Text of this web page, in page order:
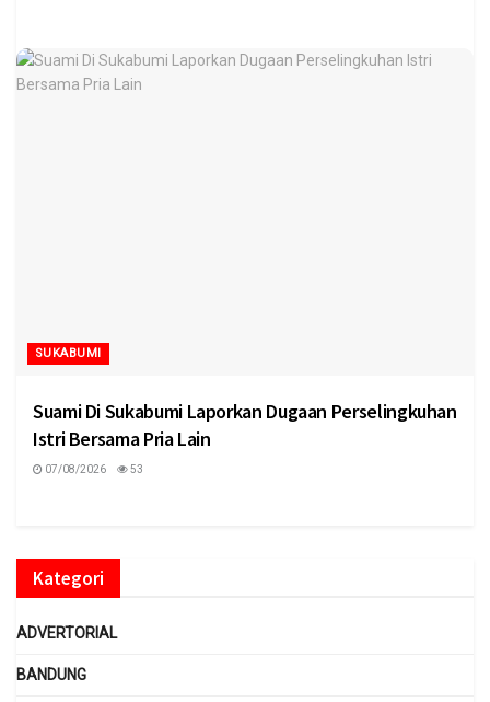
SUKABUMI
Suami Di Sukabumi Laporkan Dugaan Perselingkuhan
Istri Bersama Pria Lain
07/08/2026 53
Kategori
ADVERTORIAL
BANDUNG